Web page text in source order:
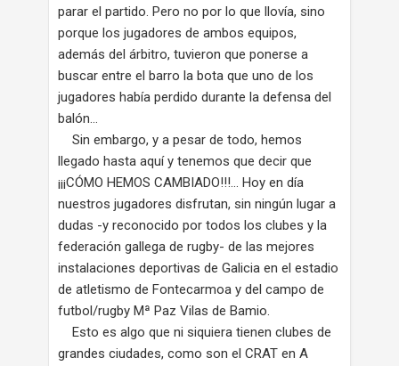
parar el partido. Pero no por lo que llovía, sino
porque los jugadores de ambos equipos,
además del árbitro, tuvieron que ponerse a
buscar entre el barro la bota que uno de los
jugadores había perdido durante la defensa del
balón…
Sin embargo, y a pesar de todo, hemos
llegado hasta aquí y tenemos que decir que
¡¡¡CÓMO HEMOS CAMBIADO!!!... Hoy en día
nuestros jugadores disfrutan, sin ningún lugar a
dudas -y reconocido por todos los clubes y la
federación gallega de rugby- de las mejores
instalaciones deportivas de Galicia en el estadio
de atletismo de Fontecarmoa y del campo de
futbol/rugby Mª Paz Vilas de Bamio.
Esto es algo que ni siquiera tienen clubes de
grandes ciudades, como son el CRAT en A